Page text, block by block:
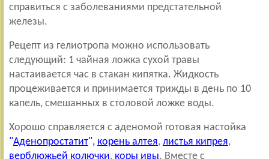
справиться с заболеваниями предстательной
железы.
Рецепт из гелиотропа можно использовать
следующий: 1 чайная ложка сухой травы
настаивается час в стакан кипятка. Жидкость
процеживается и принимается трижды в день по 10
капель, смешанных в столовой ложке воды.
Хорошо справляется с аденомой готовая настойка
"Аденопростатит", корень алтея, листья кипрея,
верблюжьей колючки, коры ивы. Вместе с